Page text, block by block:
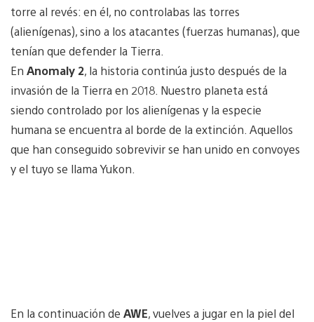
torre al revés: en él, no controlabas las torres
(alienígenas), sino a los atacantes (fuerzas humanas), que
tenían que defender la Tierra.
En Anomaly 2, la historia continúa justo después de la
invasión de la Tierra en 2018. Nuestro planeta está
siendo controlado por los alienígenas y la especie
humana se encuentra al borde de la extinción. Aquellos
que han conseguido sobrevivir se han unido en convoyes
y el tuyo se llama Yukon.
En la continuación de AWE, vuelves a jugar en la piel del